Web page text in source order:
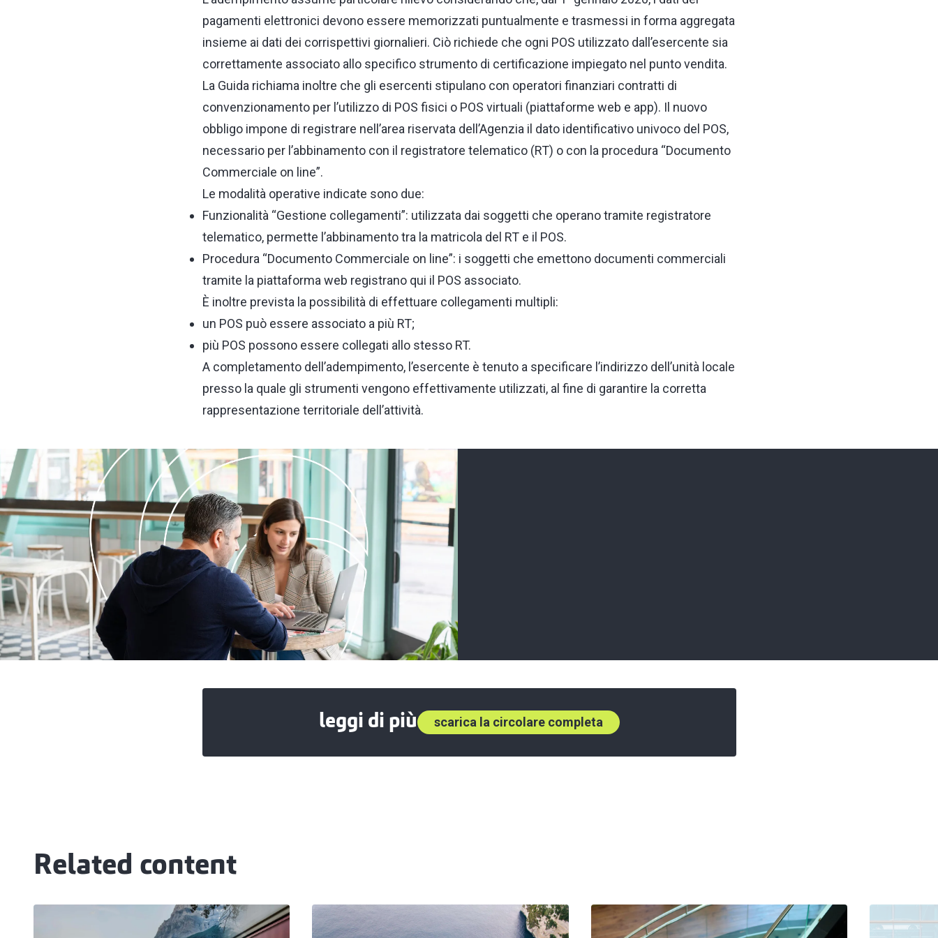
pagamenti elettronici devono essere memorizzati puntualmente e trasmessi in forma aggregata
insieme ai dati dei corrispettivi giornalieri. Ciò richiede che ogni POS utilizzato dall’esercente sia
correttamente associato allo specifico strumento di certificazione impiegato nel punto vendita.
La Guida richiama inoltre che gli esercenti stipulano con operatori finanziari contratti di
convenzionamento per l’utilizzo di POS fisici o POS virtuali (piattaforme web e app). Il nuovo
obbligo impone di registrare nell’area riservata dell’Agenzia il dato identificativo univoco del POS,
necessario per l’abbinamento con il registratore telematico (RT) o con la procedura “Documento
Commerciale on line”.
Le modalità operative indicate sono due:
Funzionalità “Gestione collegamenti”: utilizzata dai soggetti che operano tramite registratore
telematico, permette l’abbinamento tra la matricola del RT e il POS.
Procedura “Documento Commerciale on line”: i soggetti che emettono documenti commerciali
tramite la piattaforma web registrano qui il POS associato.
È inoltre prevista la possibilità di effettuare collegamenti multipli:
un POS può essere associato a più RT;
più POS possono essere collegati allo stesso RT.
A completamento dell’adempimento, l’esercente è tenuto a specificare l’indirizzo dell’unità locale
presso la quale gli strumenti vengono effettivamente utilizzati, al fine di garantire la corretta
rappresentazione territoriale dell’attività.
leggi di più scarica la circolare completa
Related content